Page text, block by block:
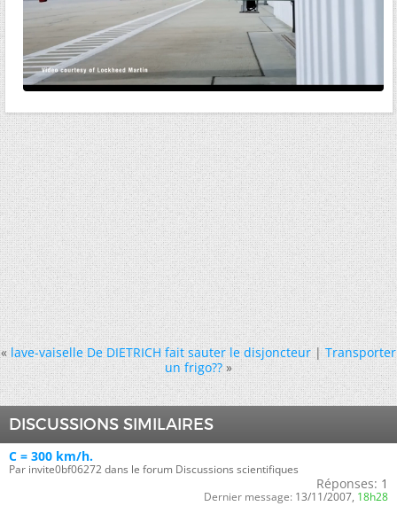
« lave-vaiselle De DIETRICH fait sauter le disjoncteur|Transporter
un frigo?? »
DISCUSSIONS SIMILAIRES
C = 300 km/h.
Par invite0bf06272 dans le forum Discussions scientifiques
Réponses: 1
Dernier message: 13/11/2007, 18h28